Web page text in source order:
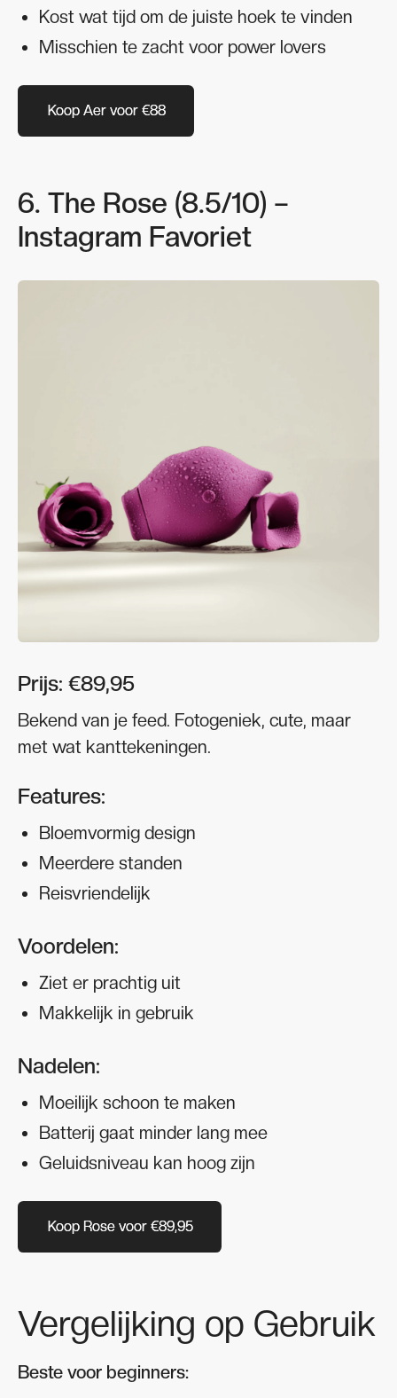
Kost wat tijd om de juiste hoek te vinden
Misschien te zacht voor power lovers
Koop Aer voor €88
Koop Aer voor €88
6. The Rose (8.5/10) –
Instagram Favoriet
Prijs: €89,95
Bekend van je feed. Fotogeniek, cute, maar
met wat kanttekeningen.
Features:
Bloemvormig design
Meerdere standen
Reisvriendelijk
Voordelen:
Ziet er prachtig uit
Makkelijk in gebruik
Nadelen:
Moeilijk schoon te maken
Batterij gaat minder lang mee
Geluidsniveau kan hoog zijn
Koop Rose voor €89,95
Koop Rose voor €89,95
Vergelijking op Gebruik
Beste voor beginners: